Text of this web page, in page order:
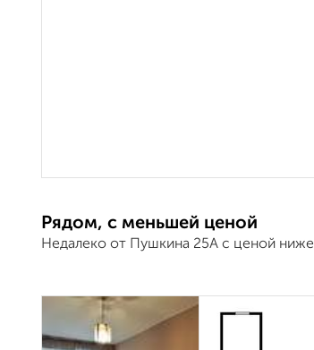
Рядом, с меньшей ценой
Недалеко от Пушкина 25А с ценой ниже